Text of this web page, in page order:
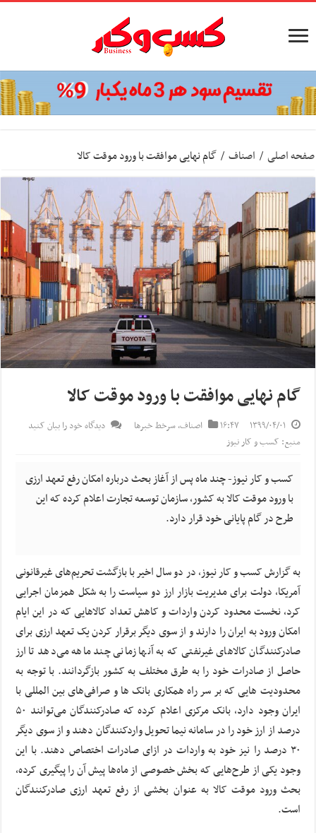
صفحه اصلی / اصناف / گام نهایی موافقت با ورود موقت کالا
گام نهایی موافقت با ورود موقت کالا
۱۳۹۹/۰۴/۰۱ ۱۶:۴۷ اصناف,سرخط خبرها
دیدگاه خود را بیان کنید
منبع: کسب و کار نیوز
کسب و کار نیوز- چند ماه پس از آغاز بحث درباره امکان رفع تعهد ارزی
با ورود موقت کالا به کشور، سازمان توسعه تجارت اعلام کرده که این
طرح در گام پایانی خود قرار دارد.
به گزارش کسب و کار نیوز، در دو سال اخیر با بازگشت تحریم‌های غیرقانونی
آمریکا، دولت برای مدیریت بازار ارز دو سیاست را به شکل همزمان اجرایی
کرد، نخست محدود کردن واردات و کاهش تعداد کالاهایی که در این ایام
امکان ورود به ایران را دارند و از سوی دیگر برقرار کردن یک تعهد ارزی برای
صادرکنندگان کالاهای غیرنفتی که به آنها زمانی چند ماهه می‌دهد تا ارز
حاصل از صادرات خود را به طرق مختلف به کشور بازگردانند. با توجه به
محدودیت هایی که بر سر راه همکاری بانک ها و صرافی‌های بین المللی با
ایران وجود دارد، بانک مرکزی اعلام کرده که صادرکنندگان می‌توانند ۵۰
درصد از ارز خود را در سامانه نیما تحویل واردکنندگان دهند و از سوی دیگر
۳۰ درصد را نیز خود به واردات در ازای صادرات اختصاص دهند. با این
وجود یکی از طرح‌هایی که بخش خصوصی از ماه‌ها پیش آن را پیگیری کرده،
بحث ورود موقت کالا به عنوان بخشی از رفع تعهد ارزی صادرکنندگان
است.